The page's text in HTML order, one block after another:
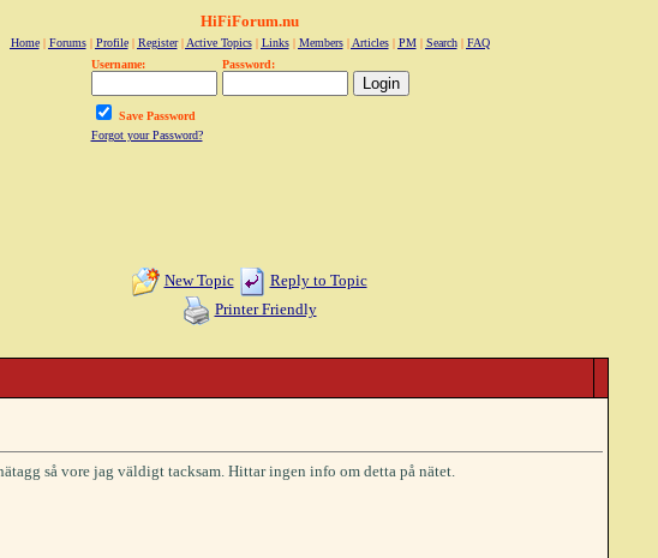
HiFiForum.nu
Home| Forums| Profile| Register| Active Topics| Links| Members| Articles| PM| Search| FAQ
Username:
Password:
Save Password
Forgot your Password?
New Topic
Reply to Topic
Printer Friendly
så vore jag väldigt tacksam. Hittar ingen info om detta på nätet.